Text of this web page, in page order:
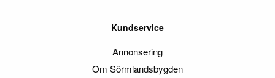
Kundservice
Annonsering
Om Sörmlandsbygden